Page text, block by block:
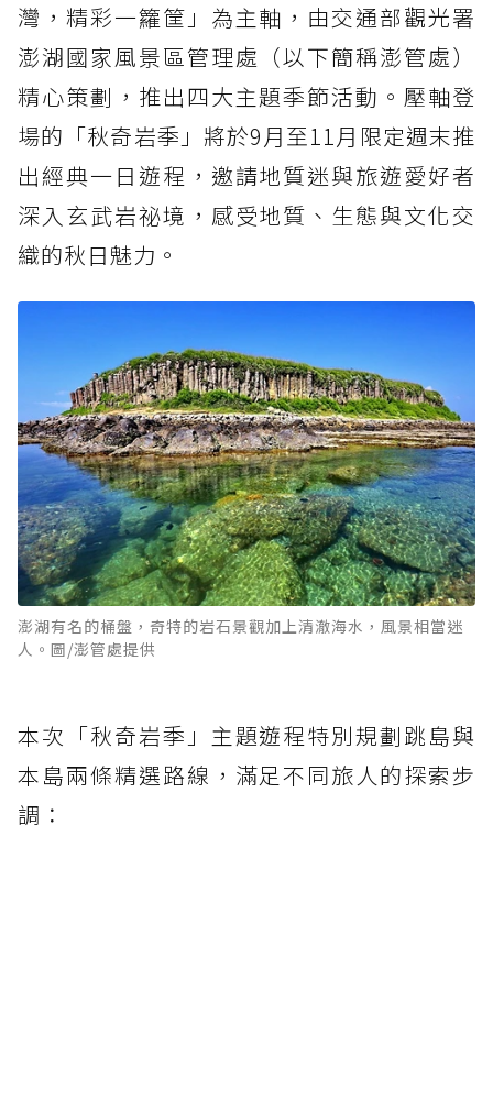
灣，精彩一籮筐」為主軸，由交通部觀光署
澎湖國家風景區管理處（以下簡稱澎管處）
精心策劃，推出四大主題季節活動。壓軸登
場的「秋奇岩季」將於9月至11月限定週末推
出經典一日遊程，邀請地質迷與旅遊愛好者
深入玄武岩祕境，感受地質、生態與文化交
織的秋日魅力。
澎湖有名的桶盤，奇特的岩石景觀加上清澈海水，風景相當迷
人。圖/澎管處提供
本次「秋奇岩季」主題遊程特別規劃跳島與
本島兩條精選路線，滿足不同旅人的探索步
調：